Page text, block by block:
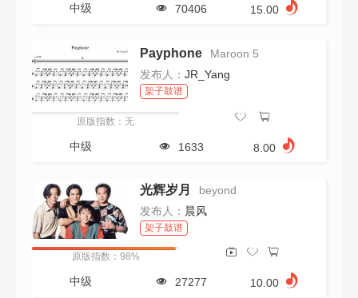
中级 70406 15.00
Payphone
Maroon 5
发布人： JR_Yang
架子鼓谱
原版指数：无
中级 1633 8.00
光辉岁月
beyond
发布人： 晨风
架子鼓谱
原版指数：98%
中级 27277 10.00